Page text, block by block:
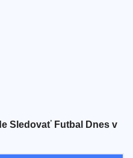
Sledovať Futbal Dnes v